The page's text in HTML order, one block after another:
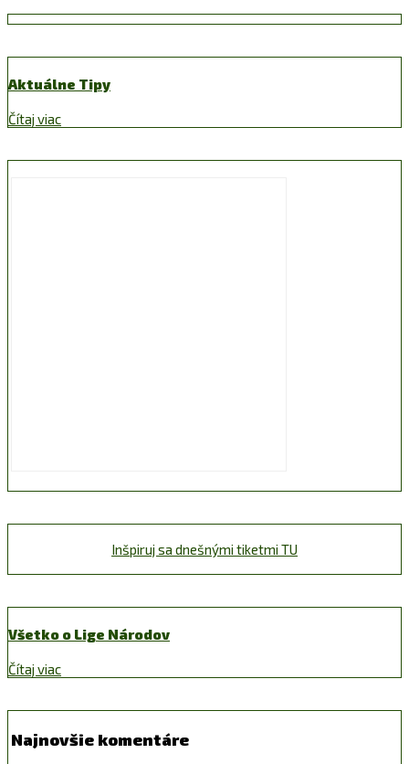
Aktuálne Tipy
Čítaj viac
Inšpiruj sa dnešnými tiketmi TU
Všetko o Lige Národov
Čítaj viac
Najnovšie komentáre